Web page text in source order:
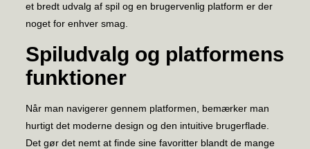
et bredt udvalg af spil og en brugervenlig platform er der
noget for enhver smag.
Spiludvalg og platformens
funktioner
Når man navigerer gennem platformen, bemærker man
hurtigt det moderne design og den intuitive brugerflade.
Det gør det nemt at finde sine favoritter blandt de mange